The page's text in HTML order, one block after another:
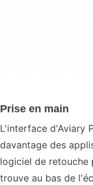
Prise en main
L'interface d'Aviary
davantage des
logiciel de retouche
trouve au bas de